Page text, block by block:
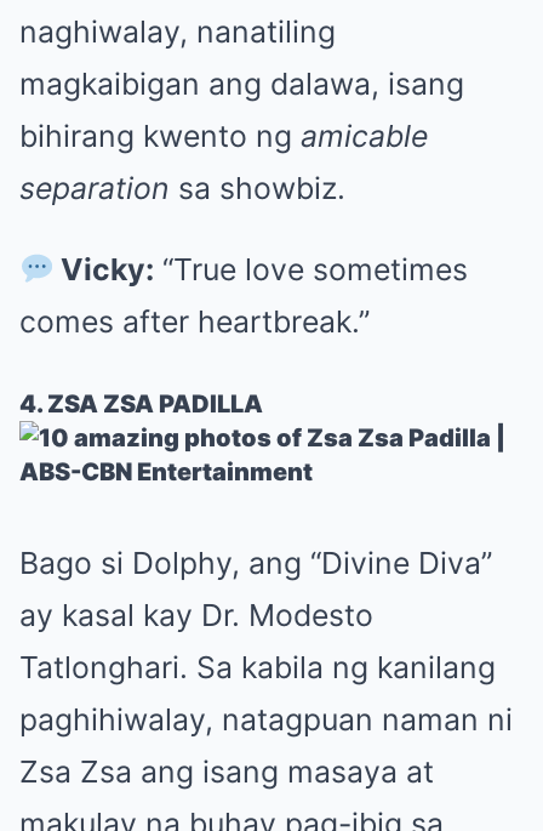
naghiwalay, nanatiling
magkaibigan ang dalawa, isang
bihirang kwento ng amicable
separation sa showbiz.
Vicky: “True love sometimes
comes after heartbreak.”
4. ZSA ZSA PADILLA
Bago si Dolphy, ang “Divine Diva”
ay kasal kay Dr. Modesto
Tatlonghari. Sa kabila ng kanilang
paghihiwalay, natagpuan naman ni
Zsa Zsa ang isang masaya at